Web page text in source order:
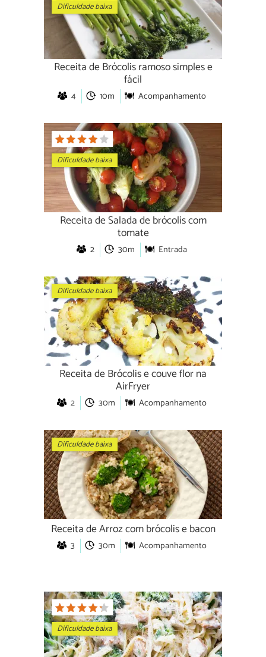
Dificuldade baixa
Receita de Brócolis ramoso simples e
fácil
4 10m Acompanhamento
Dificuldade baixa
Receita de Salada de brócolis com
tomate
2 30m Entrada
Dificuldade baixa
Receita de Brócolis e couve flor na
AirFryer
2 30m Acompanhamento
Dificuldade baixa
Receita de Arroz com brócolis e bacon
3 30m Acompanhamento
Dificuldade baixa